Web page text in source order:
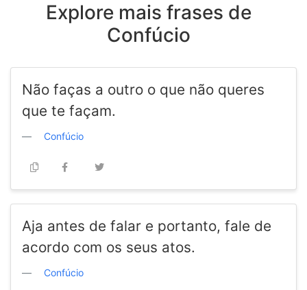
Explore mais frases de
Confúcio
Não faças a outro o que não queres
que te façam.
Confúcio
Aja antes de falar e portanto, fale de
acordo com os seus atos.
Confúcio